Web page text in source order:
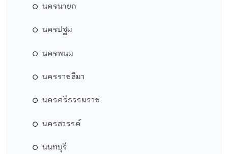
นครนายก
นครปฐม
นครพนม
นครราชสีมา
นครศรีธรรมราช
นครสวรรค์
นนทบุรี